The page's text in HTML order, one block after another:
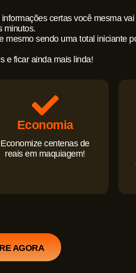
certas você mesma
minutos.
sendo uma total iniciante
e ficar ainda mais linda!
Economia
Economize centenas de
reais em maquiagem!
AGORA